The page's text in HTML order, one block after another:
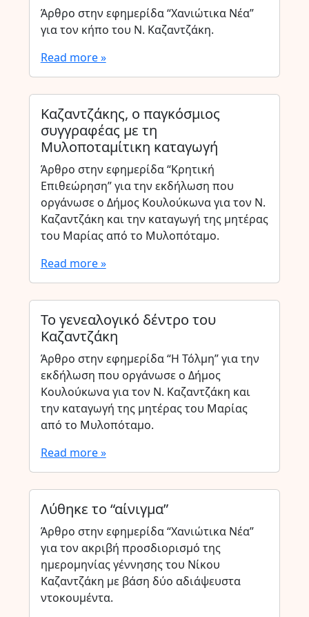
Άρθρο στην εφημερίδα “Χανιώτικα Νέα”
για τον κήπο του Ν. Καζαντζάκη.
Read more »
Καζαντζάκης, ο παγκόσμιος
συγγραφέας με τη
Μυλοποταμίτικη καταγωγή
Άρθρο στην εφημερίδα “Κρητική
Επιθεώρηση” για την εκδήλωση που
οργάνωσε ο Δήμος Κουλούκωνα για τον Ν.
Καζαντζάκη και την καταγωγή της μητέρας
του Μαρίας από το Μυλοπόταμο.
Read more »
Το γενεαλογικό δέντρο του
Καζαντζάκη
Άρθρο στην εφημερίδα “Η Τόλμη” για την
εκδήλωση που οργάνωσε ο Δήμος
Κουλούκωνα για τον Ν. Καζαντζάκη και
την καταγωγή της μητέρας του Μαρίας
από το Μυλοπόταμο.
Read more »
Λύθηκε το “αίνιγμα”
Άρθρο στην εφημερίδα “Χανιώτικα Νέα”
για τον ακριβή προσδιορισμό της
ημερομηνίας γέννησης του Νίκου
Καζαντζάκη με βάση δύο αδιάψευστα
ντοκουμέντα.